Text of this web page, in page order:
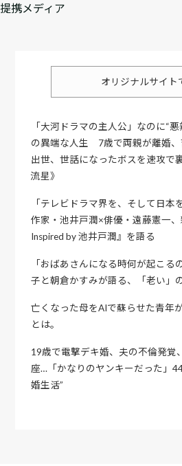
提携メディア
オリジナルサイト
「大河ドラマの主人公」なのに“
の異端な人生 7歳で両親が離婚、
出世、世話になったボスを速攻で
流星》
「テレビドラマ界を、そして日本
作家・池井戸潤×俳優・遠藤憲一
Inspired by 池井戸潤』を語る
「おばあさんになる時何が起こる
子と朝倉かすみが語る、「老い」
亡くなった母をAIで蘇らせた青年
とは。
19歳で電撃デキ婚、夫の不倫発覚
座…「かなりのヤンキーだった」
婚生活”